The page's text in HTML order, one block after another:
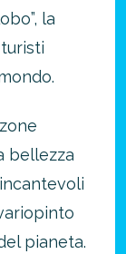
la
bellezza
pianeta.